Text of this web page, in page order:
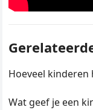
Hoeveel
Wat geef je een